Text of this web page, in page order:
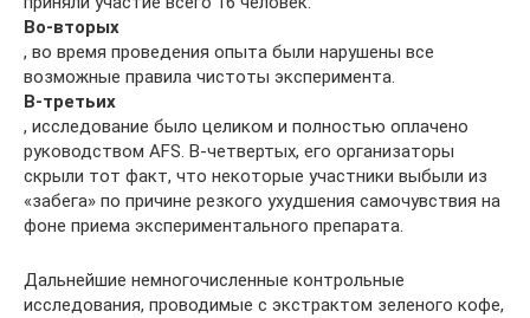
Во-вторых
, во время проведения опыта были нарушены все
возможные правила чистоты эксперимента.
В-третьих
, исследование было целиком и полностью оплачено
руководством AFS. В-четвертых, его организаторы
скрыли тот факт, что некоторые участники выбыли из
«забега» по причине резкого ухудшения самочувствия на
фоне приема экспериментального препарата.
Дальнейшие немногочисленные контрольные
исследования, проводимые с экстрактом зеленого кофе,